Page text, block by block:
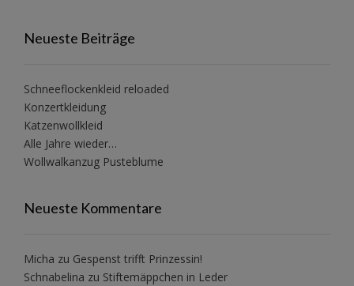
Neueste Beiträge
Schneeflockenkleid reloaded
Konzertkleidung
Katzenwollkleid
Alle Jahre wieder…
Wollwalkanzug Pusteblume
Neueste Kommentare
Micha zu Gespenst trifft Prinzessin!
Schnabelina zu Stiftemäppchen in Leder